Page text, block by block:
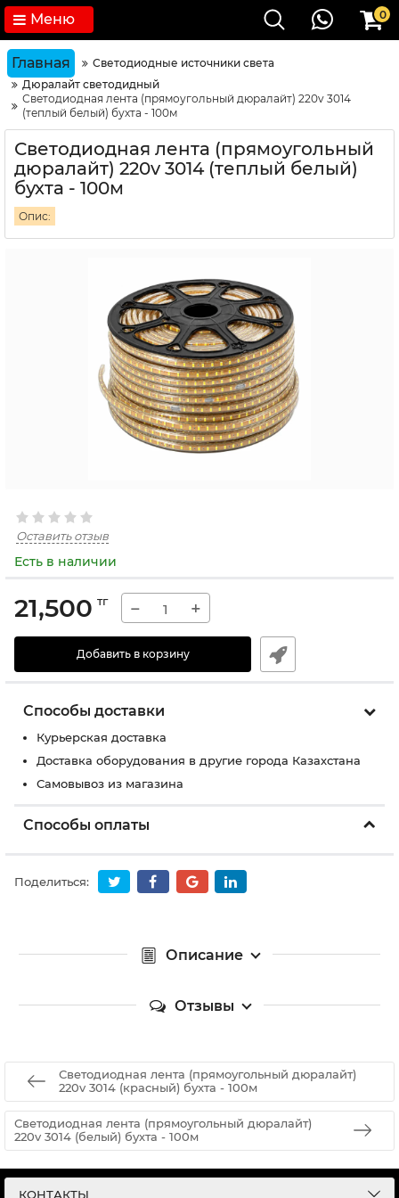
Меню 0
Главная
Светодиодные источники света
Дюралайт светодидный
Светодиодная лента (прямоугольный дюралайт) 220v 3014
(теплый белый) бухта - 100м
Светодиодная лента (прямоугольный
дюралайт) 220v 3014 (теплый белый)
бухта - 100м
Опис:
Оставить отзыв
Есть в наличии
21,500 тг − +
Добавить в корзину
Способы доставки
Курьерская доставка
Доставка оборудования в другие города Казахстана
Самовывоз из магазина
Способы оплаты
Поделиться:
Описание
Отзывы
Светодиодная лента (прямоугольный дюралайт)
220v 3014 (красный) бухта - 100м
Светодиодная лента (прямоугольный дюралайт)
220v 3014 (белый) бухта - 100м
КОНТАКТЫ